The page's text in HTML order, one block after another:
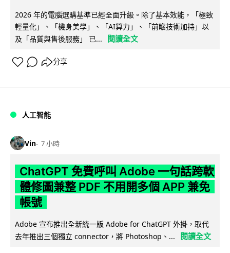
2026 年的電腦選購基準已經全面升級。除了基本效能，「極致
輕量化」、「機身美學」、「AI算力」、「前瞻技術加持」以
及「品質與售後服務」 已...
閱讀全文
分享
人工智能
Vin 7 小時
ChatGPT 免費呼叫 Adobe 一句話跨軟
體修圖兼整 PDF 不用開多個 APP 兼免
帳號
Adobe 宣布推出全新統一版 Adobe for ChatGPT 外掛，取代
去年推出三個獨立 connector，將 Photoshop、...
閱讀全文